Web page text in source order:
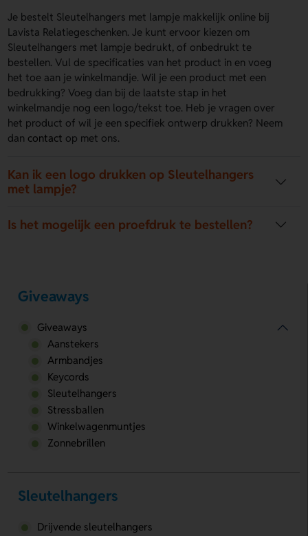
Je bestelt Sleutelhangers met lampje makkelijk online bij
Lavista Relatiegeschenken. Je kunt ervoor kiezen om
Sleutelhangers met lampje bedrukt, of onbedrukt te
bestellen. Vul de specificaties van het product in en voeg
het toe aan je winkelmandje. Wil je een product met een
bedrukking? Voeg dan bij de laatste stap in het
winkelmandje nog een logo/tekst toe. Heb je vragen over
het product of wil je een specifiek ontwerp drukken? Neem
dan contact op met ons.
Kan ik een logo drukken op Sleutelhangers
met lampje?
Is het mogelijk een proefdruk te bestellen?
Giveaways
Giveaways
Aanstekers
Armbandjes
Keycords
Sleutelhangers
Stressballen
Winkelwagenmuntjes
Zonnebrillen
Sleutelhangers
Drijvende sleutelhangers